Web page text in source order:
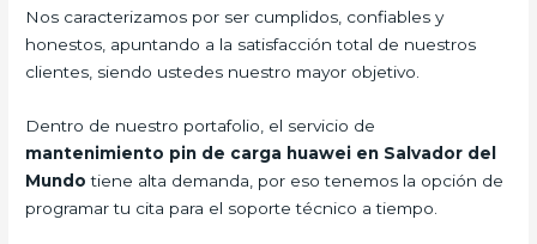
Nos caracterizamos por ser cumplidos, confiables y
honestos, apuntando a la satisfacción total de nuestros
clientes, siendo ustedes nuestro mayor objetivo.
Dentro de nuestro portafolio, el servicio de
mantenimiento pin de carga huawei en Salvador del
Mundo tiene alta demanda, por eso tenemos la opción de
programar tu cita para el soporte técnico a tiempo.